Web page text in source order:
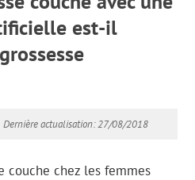
est-il
Dernière actualisation: 27/08/2018
couche chez les femmes